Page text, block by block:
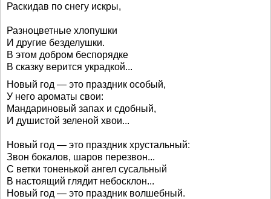
Раскидав по снегу искры,
Разноцветные хлопушки
И другие безделушки.
В этом добром беспорядке
В сказку верится украдкой...
Новый год — это праздник особый,
У него ароматы свои:
Мандариновый запах и сдобный,
И душистой зеленой хвои...
Новый год — это праздник хрустальный:
Звон бокалов, шаров перезвон...
С ветки тоненькой ангел сусальный
В настоящий глядит небосклон...
Новый год — это праздник волшебный.